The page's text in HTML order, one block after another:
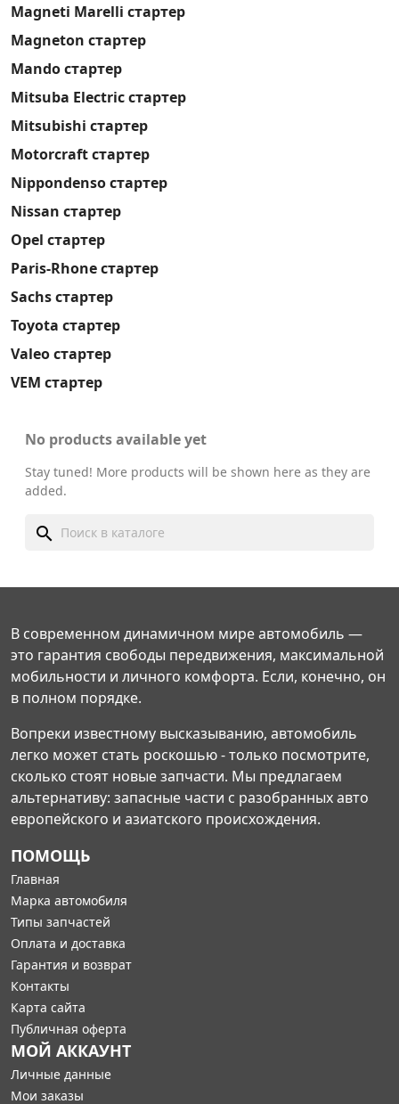
Magneti Marelli стартер
Magneton стартер
Mando стартер
Mitsuba Electric стартер
Mitsubishi стартер
Motorcraft стартер
Nippondenso стартер
Nissan стартер
Opel стартер
Paris-Rhone стартер
Sachs стартер
Toyota стартер
Valeo стартер
VEM стартер
No products available yet
Stay tuned! More products will be shown here as they are
added.
search
В современном динамичном мире автомобиль —
это гарантия свободы передвижения, максимальной
мобильности и личного комфорта. Если, конечно, он
в полном порядке.
Вопреки известному высказыванию, автомобиль
легко может стать роскошью - только посмотрите,
сколько стоят новые запчасти. Мы предлагаем
альтернативу: запасные части с разобранных авто
европейского и азиатского происхождения.
ПОМОЩЬ
Главная
Марка автомобиля
Типы запчастей
Оплата и доставка
Гарантия и возврат
Контакты
Карта сайта
Публичная оферта
МОЙ АККАУНТ
Личные данные
Мои заказы